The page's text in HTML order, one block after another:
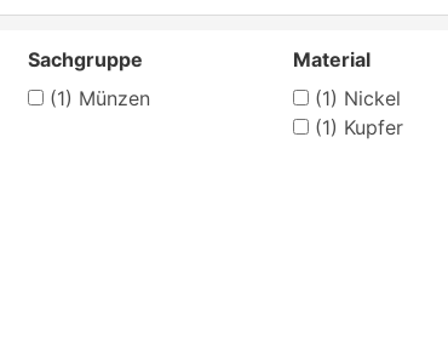
Sachgruppe
(1) Münzen
Material
(1) Nickel
(1) Kupfer